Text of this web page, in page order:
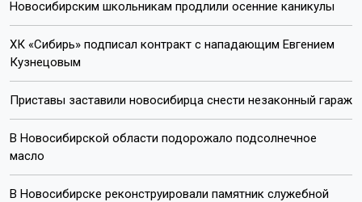
Новосибирским школьникам продлили осенние каникулы
ХК «Сибирь» подписал контракт с нападающим Евгением
Кузнецовым
Приставы заставили новосибирца снести незаконный гараж
В Новосибирской области подорожало подсолнечное
масло
В Новосибирске реконструировали памятник служебной